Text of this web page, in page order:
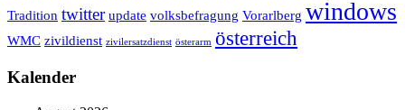
Tradition twitter update volksbefragung Vorarlberg windows
WMC zivildienst zivilersatzdienst österarm österreich
Kalender